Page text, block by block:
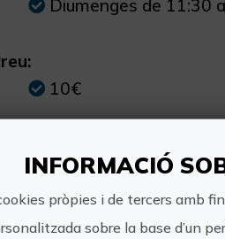
Diumenges de 11:30
10€
Eixida des del centre
altra informació:
INFORMACIÓ
pròpies i de tercers amb
sobre la base d’un